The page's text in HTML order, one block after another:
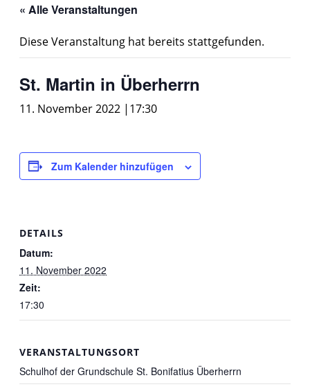
« Alle Veranstaltungen
Diese Veranstaltung hat bereits stattgefunden.
St. Martin in Überherrn
11. November 2022 |17:30
Zum Kalender hinzufügen
DETAILS
Datum:
11. November 2022
Zeit:
17:30
VERANSTALTUNGSORT
Schulhof der Grundschule St. Bonifatius Überherrn